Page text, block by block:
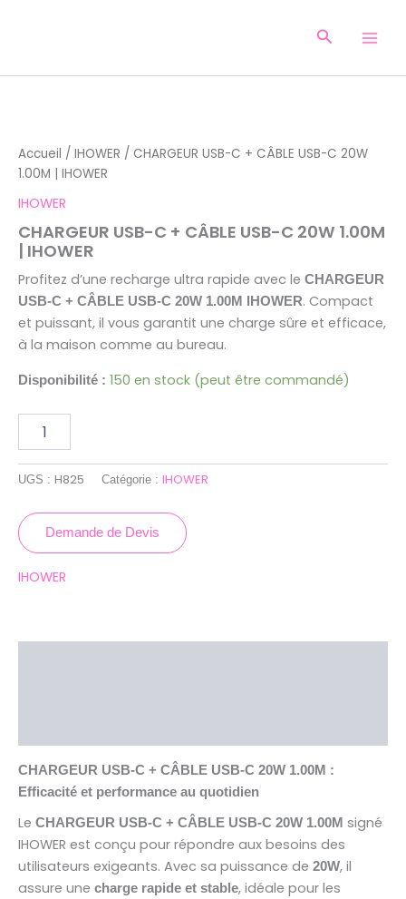
Accueil / IHOWER / CHARGEUR USB-C + CÂBLE USB-C 20W
1.00M | IHOWER
IHOWER
CHARGEUR USB-C + CÂBLE USB-C 20W 1.00M
| IHOWER
Profitez d’une recharge ultra rapide avec le CHARGEUR
USB-C + CÂBLE USB-C 20W 1.00M IHOWER. Compact
et puissant, il vous garantit une charge sûre et efficace,
à la maison comme au bureau.
Disponibilité : 150 en stock (peut être commandé)
USB-
C
USB-
1.00M
|
IHOWER
UGS : H825 Catégorie : IHOWER
Demande de Devis
IHOWER
CHARGEUR USB-C + CÂBLE USB-C 20W 1.00M :
Efficacité et performance au quotidien
Le CHARGEUR USB-C + CÂBLE USB-C 20W 1.00M signé
IHOWER est conçu pour répondre aux besoins des
utilisateurs exigeants. Avec sa puissance de 20W, il
assure une charge rapide et stable, idéale pour les